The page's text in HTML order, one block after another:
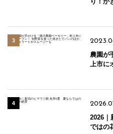
農園が
上市に
2026
ではの